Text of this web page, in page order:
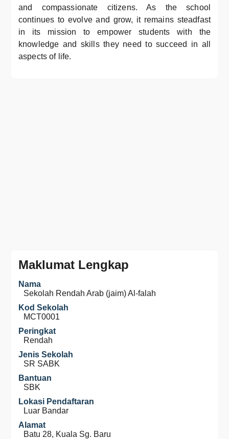
and compassionate citizens. As the school
continues to evolve and grow, it remains steadfast
in its mission to empower students with the
knowledge and skills they need to succeed in all
aspects of life.
Maklumat Lengkap
Nama
Sekolah Rendah Arab (jaim) Al-falah
Kod Sekolah
MCT0001
Peringkat
Rendah
Jenis Sekolah
SR SABK
Bantuan
SBK
Lokasi Pendaftaran
Luar Bandar
Alamat
Batu 28, Kuala Sg. Baru